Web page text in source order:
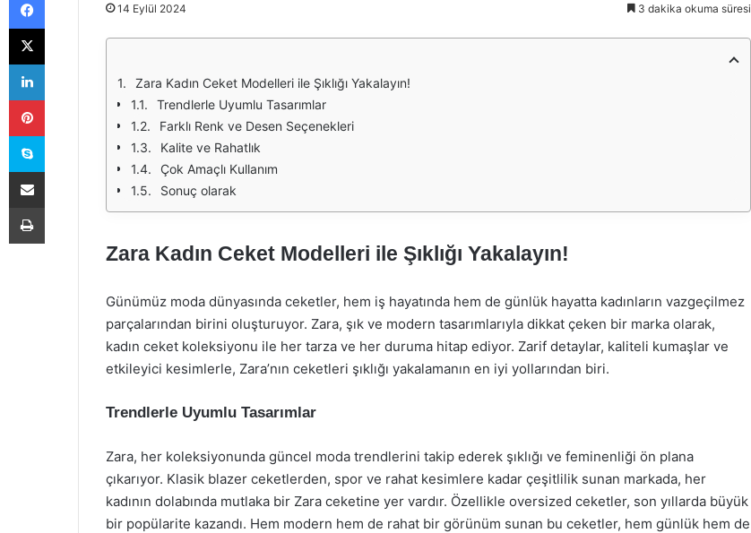
14 Eylül 2024 3 dakika okuma süresi
Zara Kadın Ceket Modelleri ile Şıklığı Yakalayın!
Trendlerle Uyumlu Tasarımlar
Farklı Renk ve Desen Seçenekleri
Kalite ve Rahatlık
Çok Amaçlı Kullanım
Sonuç olarak
Zara Kadın Ceket Modelleri ile Şıklığı Yakalayın!
Günümüz moda dünyasında ceketler, hem iş hayatında hem de günlük hayatta kadınların vazgeçilmez
parçalarından birini oluşturuyor. Zara, şık ve modern tasarımlarıyla dikkat çeken bir marka olarak,
kadın ceket koleksiyonu ile her tarza ve her duruma hitap ediyor. Zarif detaylar, kaliteli kumaşlar ve
etkileyici kesimlerle, Zara’nın ceketleri şıklığı yakalamanın en iyi yollarından biri.
Trendlerle Uyumlu Tasarımlar
Zara, her koleksiyonunda güncel moda trendlerini takip ederek şıklığı ve feminenliği ön plana
çıkarıyor. Klasik blazer ceketlerden, spor ve rahat kesimlere kadar çeşitlilik sunan markada, her
kadının dolabında mutlaka bir Zara ceketine yer vardır. Özellikle oversized ceketler, son yıllarda büyük
bir popülarite kazandı. Hem modern hem de rahat bir görünüm sunan bu ceketler, hem günlük hem de
X
LinkedIn
Pinterest
Skype
E-Posta ile paylaş